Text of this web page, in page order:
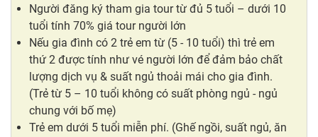
Người đăng ký tham gia tour từ đủ 5 tuổi – dưới 10
tuổi tính 70% giá tour người lớn
Nếu gia đình có 2 trẻ em từ (5 - 10 tuổi) thì trẻ em
thứ 2 được tính như vé người lớn để đảm bảo chất
lượng dịch vụ & suất ngủ thoải mái cho gia đình.
(Trẻ từ 5 – 10 tuổi không có suất phòng ngủ - ngủ
chung với bố mẹ)
Trẻ em dưới 5 tuổi miễn phí. (Ghế ngồi, suất ngủ, ăn